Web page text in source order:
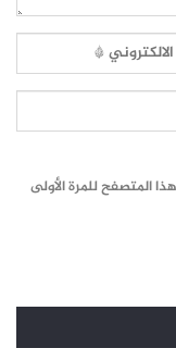
المتصفح للمرة الأولى